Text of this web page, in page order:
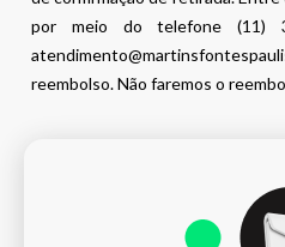
por meio do telefone (11)
reembolso. Não faremos o